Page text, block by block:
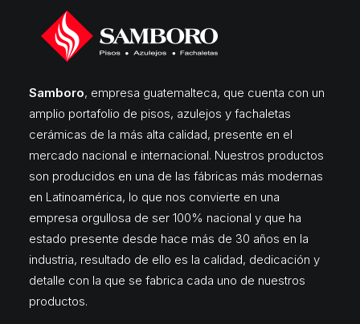
Samboro, empresa guatemalteca, que cuenta con un
amplio portafolio de pisos, azulejos y fachaletas
cerámicas de la más alta calidad, presente en el
mercado nacional e internacional. Nuestros productos
son producidos en una de las fábricas más modernas
en Latinoamérica, lo que nos convierte en una
empresa orgullosa de ser 100% nacional y que ha
estado presente desde hace más de 30 años en la
industria, resultado de ello es la calidad, dedicación y
detalle con la que se fabrica cada uno de nuestros
productos.